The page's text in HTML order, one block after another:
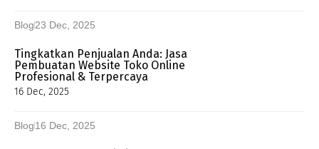
Blog23 Dec, 2025
Tingkatkan Penjualan Anda: Jasa
Pembuatan Website Toko Online
Profesional & Terpercaya
16 Dec, 2025
Blog16 Dec, 2025